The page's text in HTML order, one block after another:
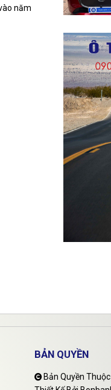
năm
BẢN QUYỀN
Bản Quyền